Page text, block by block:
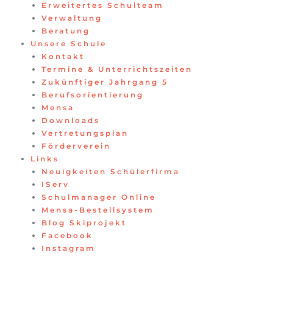
Erweitertes Schulteam
Verwaltung
Beratung
Unsere Schule
Kontakt
Termine & Unterrichtszeiten
Zukünftiger Jahrgang 5
Berufsorientierung
Mensa
Downloads
Vertretungsplan
Förderverein
Links
Neuigkeiten Schülerfirma
IServ
Schulmanager Online
Mensa-Bestellsystem
Blog Skiprojekt
Facebook
Instagram